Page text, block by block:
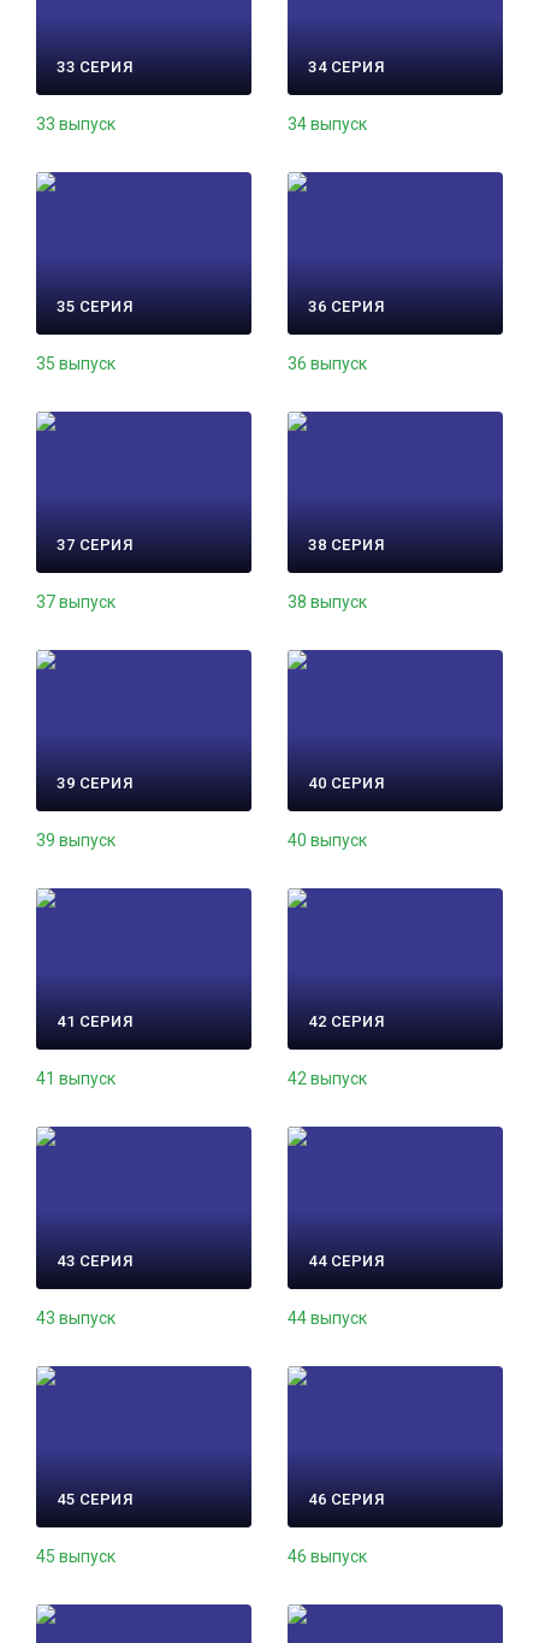
33 СЕРИЯ
33 выпуск
34 СЕРИЯ
34 выпуск
35 СЕРИЯ
35 выпуск
36 СЕРИЯ
36 выпуск
37 СЕРИЯ
37 выпуск
38 СЕРИЯ
38 выпуск
39 СЕРИЯ
39 выпуск
40 СЕРИЯ
40 выпуск
41 СЕРИЯ
41 выпуск
42 СЕРИЯ
42 выпуск
43 СЕРИЯ
43 выпуск
44 СЕРИЯ
44 выпуск
45 СЕРИЯ
45 выпуск
46 СЕРИЯ
46 выпуск